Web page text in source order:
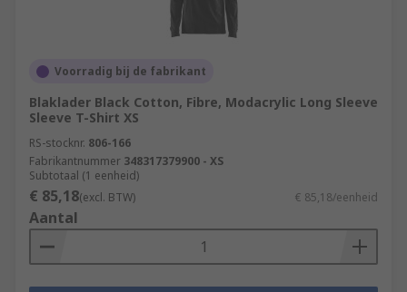
Voorradig bij de fabrikant
Blaklader Black Cotton, Fibre, Modacrylic Long Sleeve
Sleeve T-Shirt XS
RS-stocknr. 806-166
Fabrikantnummer 348317379900 - XS
Subtotaal (1 eenheid)
€ 85,18(excl. BTW) € 85,18/eenheid
Aantal